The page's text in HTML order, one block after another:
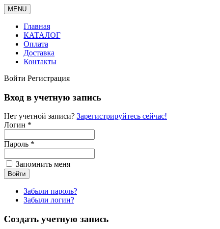
MENU
Главная
КАТАЛОГ
Оплата
Доставка
Контакты
Войти Регистрация
Вход в учетную запись
Нет учетной записи? Зарегистрируйтесь сейчас!
Логин *
Пароль *
Запомнить меня
Забыли пароль?
Забыли логин?
Создать учетную запись